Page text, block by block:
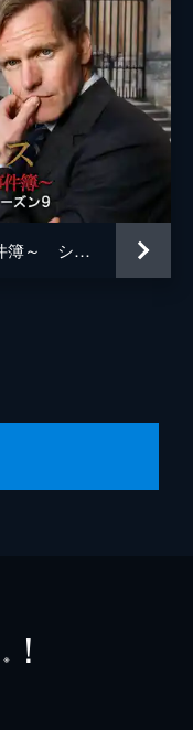
刑事モース～オックスフォード事件簿～ シーズン９
※ ！